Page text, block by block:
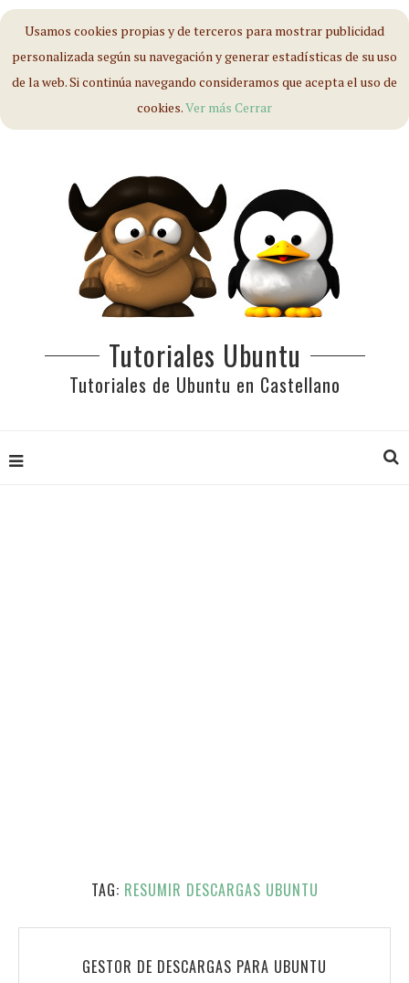
Usamos cookies propias y de terceros para mostrar publicidad
personalizada según su navegación y generar estadísticas de su uso
de la web. Si continúa navegando consideramos que acepta el uso de
cookies.Ver más Cerrar
Tutoriales Ubuntu
Tutoriales de Ubuntu en Castellano
TAG: RESUMIR DESCARGAS UBUNTU
GESTOR DE DESCARGAS PARA UBUNTU